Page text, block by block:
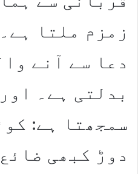
زمزم ملتا
دعا سے آنے
بدلتی ہے۔
سمجھتا ہے:
دوڑ کبھی